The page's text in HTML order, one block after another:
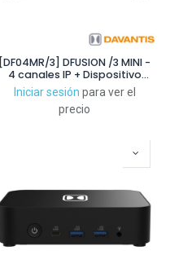
[DF04MR/3] DFUSION /3 MINI -
4 canales IP + Dispositivo
externo, 8 entradas + 4
salidas
Iniciar sesión para ver el
precio